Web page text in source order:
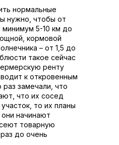
нормальные
нужно, чтобы от
минимум 5-10 км до
кормовой
– от 1,5 до
такое сейчас
ренту
к откровенным
замечали, что
что их сосед
то их планы
начинают
товарную
до очень